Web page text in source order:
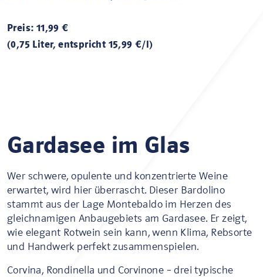
Preis: 11,99 €
(0,75 Liter, entspricht 15,99 €/l)
Gardasee im Glas
Wer schwere, opulente und konzentrierte Weine
erwartet, wird hier überrascht. Dieser Bardolino
stammt aus der Lage Montebaldo im Herzen des
gleichnamigen Anbaugebiets am Gardasee. Er zeigt,
wie elegant Rotwein sein kann, wenn Klima, Rebsorte
und Handwerk perfekt zusammenspielen.
Corvina, Rondinella und Corvinone – drei typische